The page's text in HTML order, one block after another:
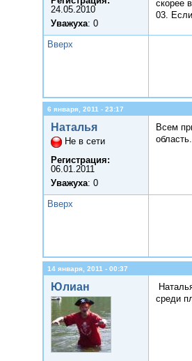
24.05.2010
Уважуха: 0
скорее
03.
Вверх
6 января, 2011 - 23:17
Наталья
Не в сети
Регистрация:
06.01.2011
Уважуха: 0
Всем
область.
Вверх
14 января, 2011 - 00:37
Юлиан
среди